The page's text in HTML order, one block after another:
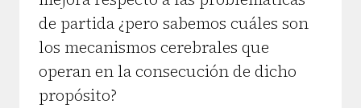
de partida ¿pero sabemos cuáles son
los mecanismos cerebrales que
operan en la consecución de dicho
propósito?